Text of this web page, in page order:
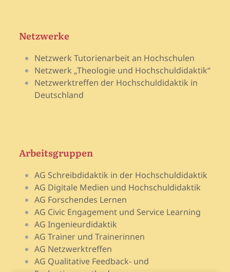
Netzwerke
Netzwerk Tutorienarbeit an Hochschulen
Netzwerk „Theologie und Hochschuldidaktik“
Netzwerktreffen der Hochschuldidaktik in
Deutschland
Arbeitsgruppen
AG Schreibdidaktik in der Hochschuldidaktik
AG Digitale Medien und Hochschuldidaktik
AG Forschendes Lernen
AG Civic Engagement und Service Learning
AG Ingenieurdidaktik
AG Trainer und Trainerinnen
AG Netzwerktreffen
AG Qualitative Feedback- und